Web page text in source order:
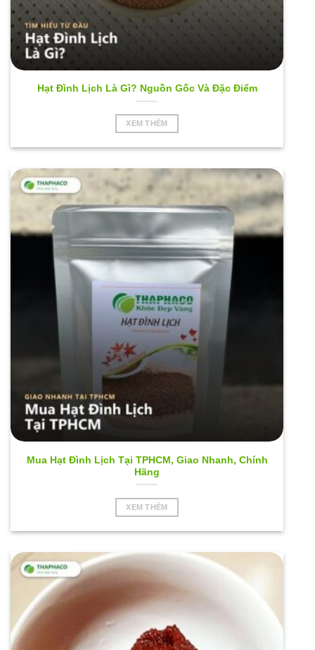
Hạt Đình Lịch Là Gì? Nguồn Gốc Và Đặc Điểm
XEM THÊM
Mua Hạt Đình Lịch Tại TPHCM, Giao Nhanh, Chính
Hãng
XEM THÊM